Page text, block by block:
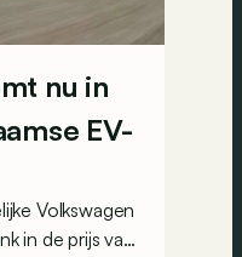
nu in
EV-
Volkswagen
in de prijs van